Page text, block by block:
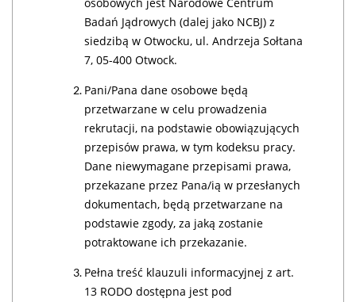
Badań Jądrowych (dalej jako NCBJ) z
siedzibą w Otwocku, ul. Andrzeja Sołtana
7, 05-400 Otwock.
Pani/Pana dane osobowe będą
przetwarzane w celu prowadzenia
rekrutacji, na podstawie obowiązujących
przepisów prawa, w tym kodeksu pracy.
Dane niewymagane przepisami prawa,
przekazane przez Pana/ią w przesłanych
dokumentach, będą przetwarzane na
podstawie zgody, za jaką zostanie
potraktowane ich przekazanie.
Pełna treść klauzuli informacyjnej z art.
13 RODO dostępna jest pod